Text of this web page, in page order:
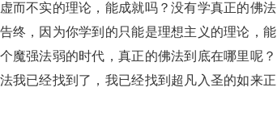
而不实的理论，能成就吗？没有学真正的佛法
终，因为你学到的只能是理想主义的理论，能
魔强法弱的时代，真正的佛法到底在哪里呢？
我已经找到了，我已经找到超凡入圣的如来正